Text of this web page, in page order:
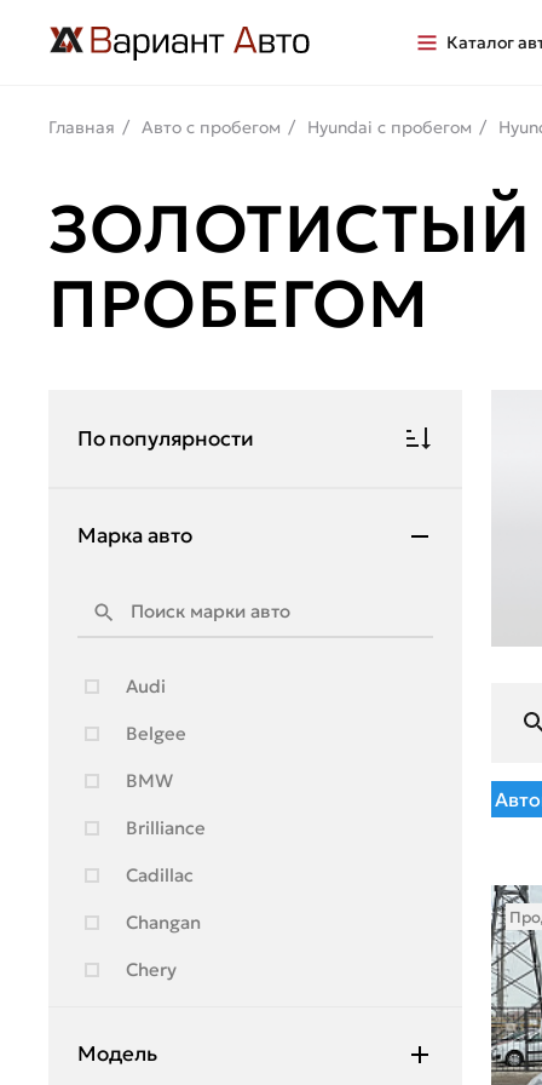
Каталог
Главная Авто с пробегом Hyundai с пробегом
ЗОЛОТИСТЫЙ
ПРОБЕГОМ
По популярности
Марка авто
Audi
Belgee
BMW
Brilliance
Cadillac
Changan
Chery
Citroen
Модель